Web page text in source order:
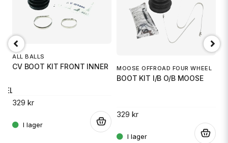
Mejladress
Ja, ni får publicera min fråga
ALL BALLS
CV BOOT KIT FRONT INNER
329 kr
MOOSE OFFROAD FOUR WHEEL
BOOT KIT I/B O/B MOOSE
329 kr